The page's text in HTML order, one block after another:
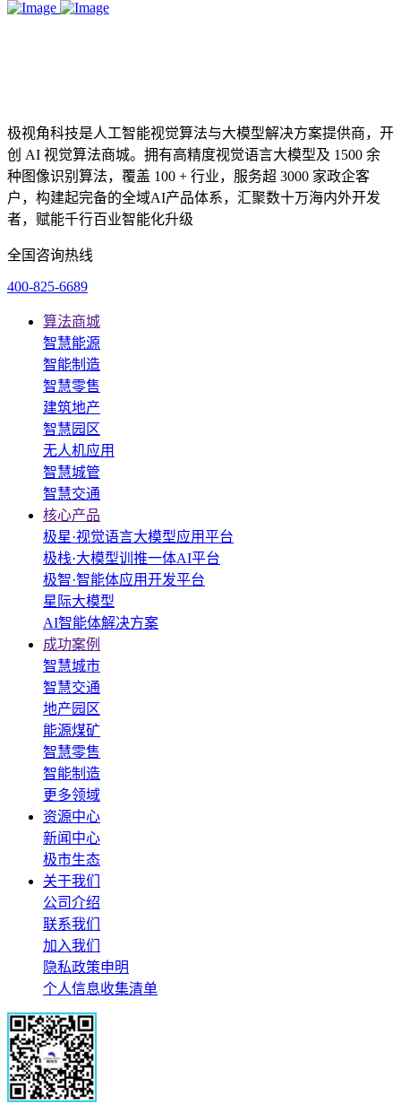
极视角科技是人工智能视觉算法与大模型解决方案提供商，开
创 AI 视觉算法商城。拥有高精度视觉语言大模型及 1500 余
种图像识别算法，覆盖 100 + 行业，服务超 3000 家政企客
户，构建起完备的全域AI产品体系，汇聚数十万海内外开发
者，赋能千行百业智能化升级
全国咨询热线
400-825-6689
算法商城
智慧能源
智能制造
智慧零售
建筑地产
智慧园区
无人机应用
智慧城管
智慧交通
核心产品
极星·视觉语言大模型应用平台
极栈·大模型训推一体AI平台
极智·智能体应用开发平台
星际大模型
AI智能体解决方案
成功案例
智慧城市
智慧交通
地产园区
能源煤矿
智慧零售
智能制造
更多领域
资源中心
新闻中心
极市生态
关于我们
公司介绍
联系我们
加入我们
隐私政策申明
个人信息收集清单